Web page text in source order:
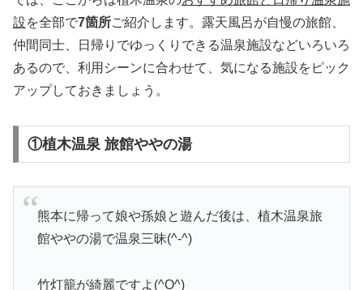
設を全部で7箇所ご紹介します。露天風呂が自慢の旅館、
仲間同士、日帰りでゆっくりできる温泉施設などいろいろ
あるので、利用シーンに合わせて、気になる施設をピック
アップしておきましょう。
①植木温泉 旅館ややの湯
熊本に帰って娘や孫娘と遊んだ後は、植木温泉旅
館ややの湯で温泉三昧(^-^)
竹灯籠が綺麗ですよ(^O^)